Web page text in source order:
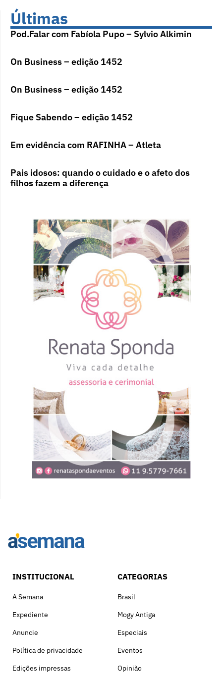
Últimas
Pod.Falar com Fabíola Pupo – Sylvio Alkimin
On Business – edição 1452
On Business – edição 1452
Fique Sabendo – edição 1452
Em evidência com RAFINHA – Atleta
Pais idosos: quando o cuidado e o afeto dos
filhos fazem a diferença
INSTITUCIONAL
A Semana
Expediente
Anuncie
Política de privacidade
Edições impressas
CATEGORIAS
Brasil
Mogy Antiga
Especiais
Eventos
Opinião